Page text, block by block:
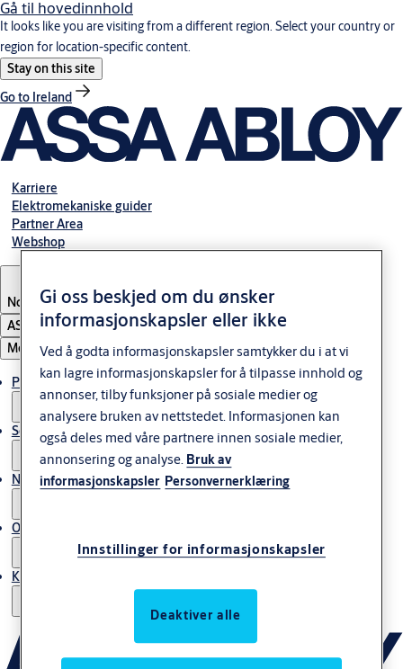
Gå til hovedinnhold
It looks like you are visiting from a different region. Select your country or
region for location-specific content.
Stay on this site
Go to Ireland
Karriere
Elektromekaniske guider
Partner Area
Webshop
Norway
ASSA ABLOY Group
Meny
Produkter og løsninger
Service
Nyheter & artikler
Om ASSA ABLOY Norway
Kontakt oss
Gi oss beskjed om du ønsker
informasjonskapsler eller ikke
Ved å godta informasjonskapsler samtykker du i at vi
kan lagre informasjonskapsler for å tilpasse innhold og
annonser, tilby funksjoner på sosiale medier og
analysere bruken av nettstedet. Informasjonen kan
også deles med våre partnere innen sosiale medier,
annonsering og analyse. Bruk av
informasjonskapsler Personvernerklæring
Innstillinger for informasjonskapsler
Deaktiver alle